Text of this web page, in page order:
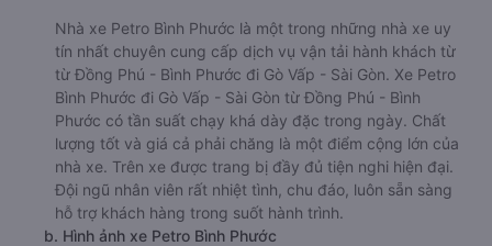
Nhà xe Petro Bình Phước là một trong những nhà xe uy
tín nhất chuyên cung cấp dịch vụ vận tải hành khách từ
từ Đồng Phú - Bình Phước đi Gò Vấp - Sài Gòn. Xe Petro
Bình Phước đi Gò Vấp - Sài Gòn từ Đồng Phú - Bình
Phước có tần suất chạy khá dày đặc trong ngày. Chất
lượng tốt và giá cả phải chăng là một điểm cộng lớn của
nhà xe. Trên xe được trang bị đầy đủ tiện nghi hiện đại.
Đội ngũ nhân viên rất nhiệt tình, chu đáo, luôn sẵn sàng
hỗ trợ khách hàng trong suốt hành trình.
b. Hình ảnh xe Petro Bình Phước